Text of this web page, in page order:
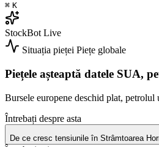
⌘ K
StockBot Live
Situația pieței Piețe globale
Piețele așteaptă datele SUA,
Bursele europene deschid plat,
Întrebați despre asta
De ce cresc tensiunile în Strâmtoarea